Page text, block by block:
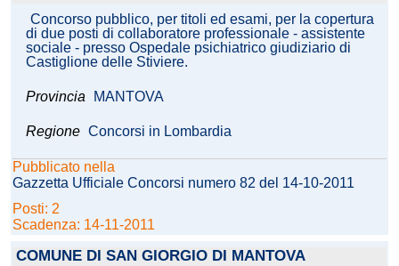
Concorso pubblico, per titoli ed esami, per la copertura
di due posti di collaboratore professionale - assistente
sociale - presso Ospedale psichiatrico giudiziario di
Castiglione delle Stiviere.
Provincia MANTOVA
Regione Concorsi in Lombardia
Pubblicato nella
Gazzetta Ufficiale Concorsi numero 82 del 14-10-2011
Posti: 2
Scadenza: 14-11-2011
COMUNE DI SAN GIORGIO DI MANTOVA